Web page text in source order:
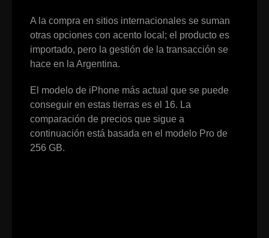
A la compra en sitios internacionales se suman
otras opciones con acento local; el producto es
importado, pero la gestión de la transacción se
hace en la Argentina.
El modelo de iPhone más actual que se puede
conseguir en estas tierras es el 16. La
comparación de precios que sigue a
continuación está basada en el modelo Pro de
256 GB.